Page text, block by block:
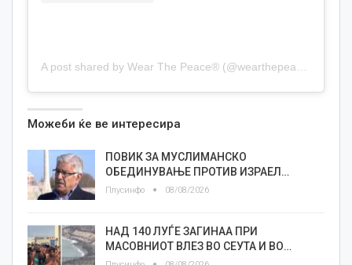
Можеби ќе ве интересира
ПОВИК ЗА МУСЛИМАНСКО
ОБЕДИНУВАЊЕ ПРОТИВ ИЗРАЕЛ…
Плусинфо 08/08/2026
НАД 140 ЛУЃЕ ЗАГИНАА ПРИ
МАСОВНИОТ ВЛЕЗ ВО СЕУТА И ВО…